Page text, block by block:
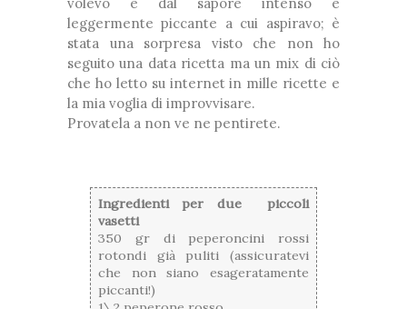
volevo e dal sapore intenso e
leggermente piccante a cui aspiravo; è
stata una sorpresa visto che non ho
seguito una data ricetta ma un mix di ciò
che ho letto su internet in mille ricette e
la mia voglia di improvvisare.
Provatela a non ve ne pentirete.
Ingredienti per due piccoli
vasetti
350 gr di peperoncini rossi
rotondi già puliti (assicuratevi
che non siano esageratamente
piccanti!)